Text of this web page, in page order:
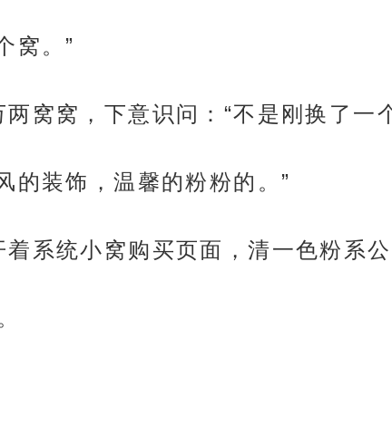
窝。”
窝窝，下意识问：“不是刚换了一
的装饰，温馨的粉粉的。”
系统小窝购买页面，清一色粉系